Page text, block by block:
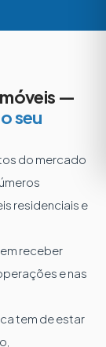
—
seu
do mercado
residenciais e
receber
e nas
tem de estar